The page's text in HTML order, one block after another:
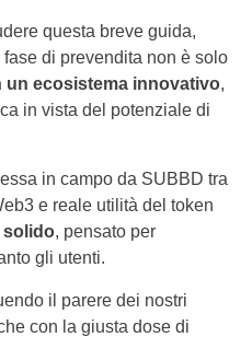
questa breve guida,
di prevendita non è solo
un ecosistema innovativo,
in vista del potenziale di
in campo da SUBBD tra
e reale utilità del token
solido, pensato per
gli utenti.
il parere dei nostri
con la giusta dose di